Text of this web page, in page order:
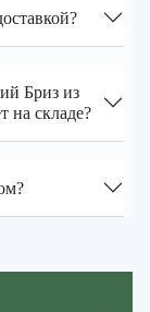
Бриз из
на складе?